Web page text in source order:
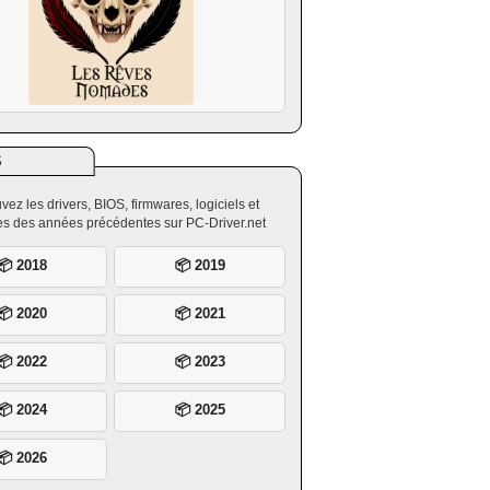
les drivers, BIOS, firmwares, logiciels et
des années précédentes sur PC-Driver.net
2018 📦 2019
2020 📦 2021
2022 📦 2023
2024 📦 2025
2026